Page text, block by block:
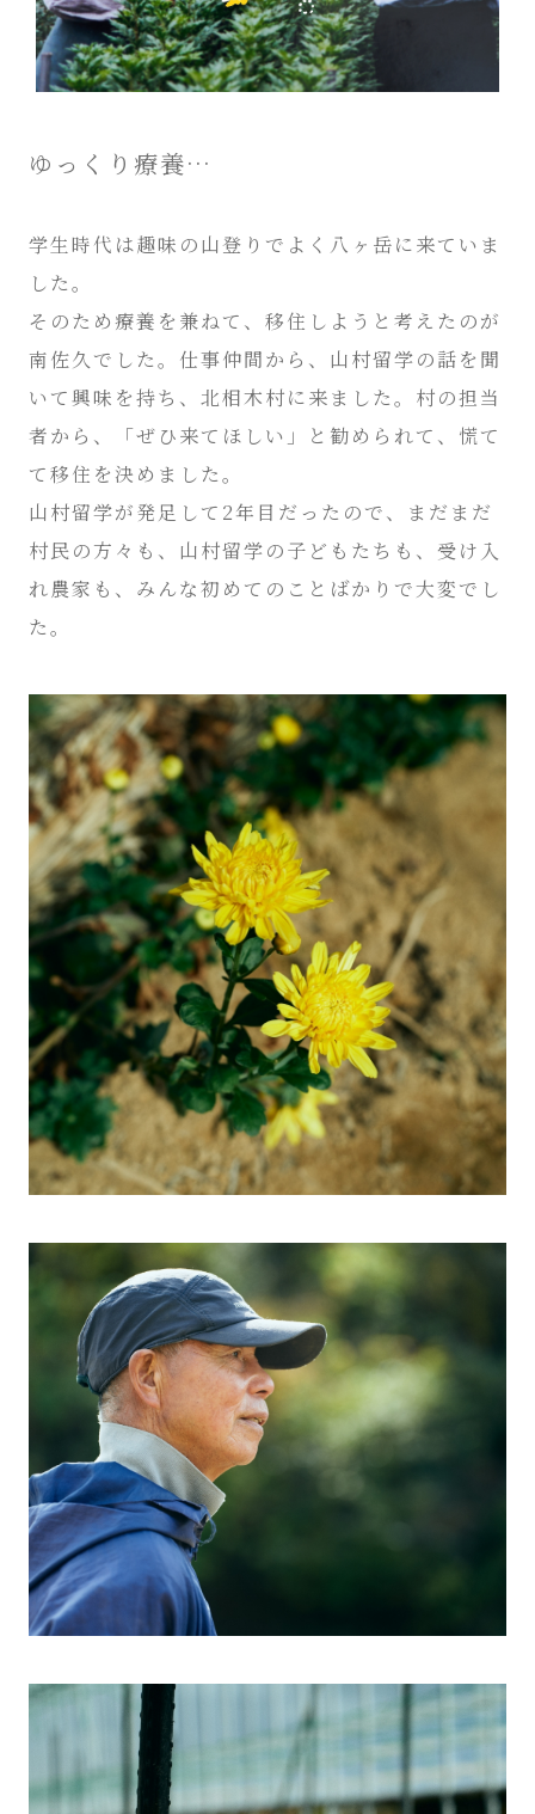
ゆっくり療養…
学生時代は趣味の山登りでよく八ヶ岳に来ていま
した。
そのため療養を兼ねて、移住しようと考えたのが
南佐久でした。仕事仲間から、山村留学の話を聞
いて興味を持ち、北相木村に来ました。村の担当
者から、「ぜひ来てほしい」と勧められて、慌て
て移住を決めました。
山村留学が発足して2年目だったので、まだまだ
村民の方々も、山村留学の子どもたちも、受け入
れ農家も、みんな初めてのことばかりで大変でし
た。